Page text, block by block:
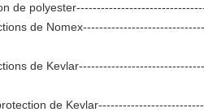
de
de
de
de